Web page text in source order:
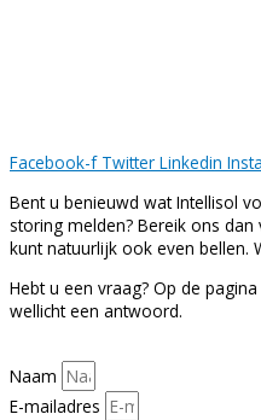
Facebook-f Twitter Linkedin
Bent u benieuwd wat Intellisol
storing melden? Bereik ons
kunt natuurlijk ook even bellen.
Hebt u een vraag? Op de pagina
wellicht een antwoord.
Naam
E-mailadres